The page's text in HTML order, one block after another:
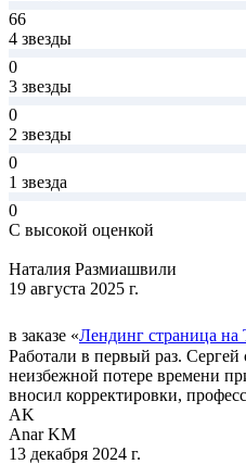
66
4 звезды
0
3 звезды
0
2 звезды
0
1 звезда
0
С высокой оценкой
Наталия Размиашвили
19 августа 2025 г.
в заказе «Лендинг страница на
Работали в первый раз. Сергей
неизбежной потере времени
вносил корректировки,
AK
Anar KM
13 декабря 2024 г.